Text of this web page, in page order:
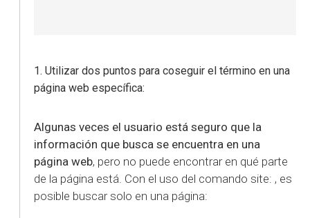
1. Utilizar dos puntos para coseguir el término en una
página web específica:
Algunas veces el usuario está seguro que la
información que busca se encuentra en una
página web, pero no puede encontrar en qué parte
de la página está. Con el uso del comando site: , es
posible buscar solo en una página: